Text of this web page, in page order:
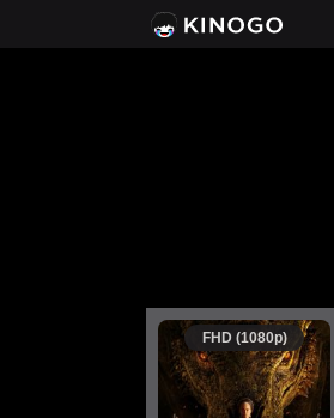
FHD (1080p)